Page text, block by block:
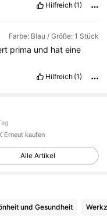
Hilfreich (1)
Farbe: Blau / Größe: 1 Stück
prima und hateine
Hilfreich (1)
Erneut kaufen
Alle Artikel
und Gesundheit